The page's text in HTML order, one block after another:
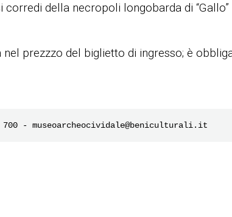
della necropoli longobarda di “Gallo”
prezzzo del biglietto di ingresso; è
- museoarcheocividale@beniculturali.it